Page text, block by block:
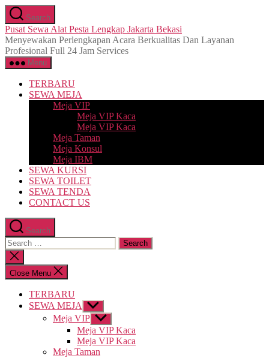
Skip
to
the
content
Search
Pusat Sewa Alat Pesta Lengkap Jakarta Bekasi
Menyewakan Perlengkapan Acara Berkualitas Dan Layanan
Profesional Full 24 Jam Services
Menu
TERBARU
SEWA MEJA
Meja VIP
Meja VIP Kaca
Meja VIP Kaca
Meja Taman
Meja Konsul
Meja IBM
SEWA KURSI
SEWA TOILET
SEWA TENDA
CONTACT US
Search
Search
for:
Close
search
Close Menu
TERBARU
SEWA MEJA
Show
sub
menu
Meja VIP Show
sub
menu
Meja VIP Kaca
Meja VIP Kaca
Meja Taman